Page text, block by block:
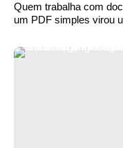
Quem trabalha com
um PDF simples virou